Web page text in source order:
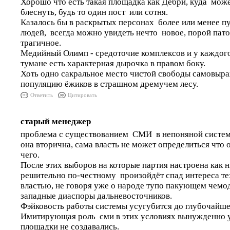
блеснуть, будь то один пост или сотня.
Казалось бы в раскрытых персонах более или менее
людей, всегда можно увидеть нечто новое, порой
трагичное.
Медийный Олимп - средоточие комплексов и у
тумане есть характерная дырочка в правом боку.
Хоть одно сакральное место чистой свободы
популяцию ёжиков в страшном дремучем лесу.
Ответить Цитировать
старый менеджер
проблема с существованием СМИ в непоняной
она вторична, сама власть не может определиться что
чего.
После этих выборов на которые партия настроена как
решительно по-честному произойдёт спад интереса
властью, не говоря уже о народе тупо пакующем
западные диаспоры дальневосточников.
Фэйковость работы системы усугубится до
Имитирующая роль сми в этих условиях вынужденно
площадки не создавались.